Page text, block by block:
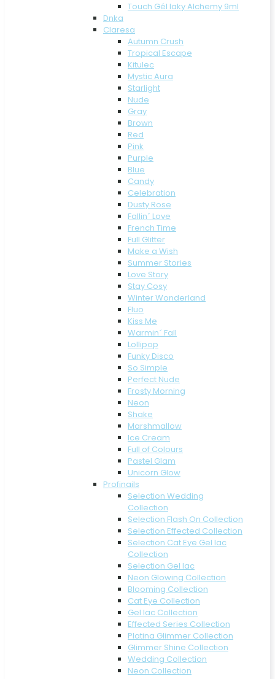
Touch Gél laky Alchemy 9ml
Dnka
Claresa
Autumn Crush
Tropical Escape
Kitulec
Mystic Aura
Starlight
Nude
Gray
Brown
Red
Pink
Purple
Blue
Candy
Celebration
Dusty Rose
Fallin´ Love
French Time
Full Glitter
Make a Wish
Summer Stories
Love Story
Stay Cosy
Winter Wonderland
Fluo
Kiss Me
Warmin´ Fall
Lollipop
Funky Disco
So Simple
Perfect Nude
Frosty Morning
Neon
Shake
Marshmallow
Ice Cream
Full of Colours
Pastel Glam
Unicorn Glow
Profinails
Selection Wedding
Collection
Selection Flash On Collection
Selection Effected Collection
Selection Cat Eye Gel lac
Collection
Selection Gel lac
Neon Glowing Collection
Blooming Collection
Cat Eye Collection
Gel lac Collection
Effected Series Collection
Platina Glimmer Collection
Glimmer Shine Collection
Wedding Collection
Neon Collection